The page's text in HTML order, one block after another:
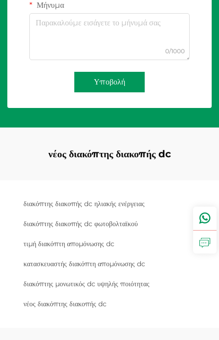
Μήνυμα
0/1000
Υποβολή
νέος διακόπτης διακοπής dc
διακόπτης διακοπής dc ηλιακής ενέργειας
διακόπτης διακοπής dc φωτοβολταϊκού
τιμή διακόπτη απομόνωσης dc
κατασκευαστής διακόπτη απομόνωσης dc
διακόπτης μονωτικός dc υψηλής ποιότητας
νέος διακόπτης διακοπής dc